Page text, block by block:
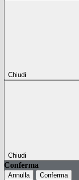
Chiudi
Chiudi
Conferma
Annulla Conferma